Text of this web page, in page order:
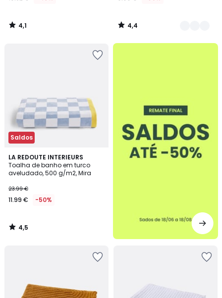
4,1
/
4,4
/
Saldos
LA REDOUTE INTERIEURS
Toalha de banho em turco
aveludado, 500 g/m2, Mira
23.99 €
11.99 € -50%
4,5
/ 5
4,5
/
até